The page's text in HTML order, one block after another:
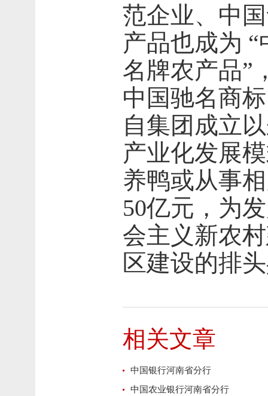
范企业、中
产品也成为
名牌农产品”
中国驰名商
自集团成立
产业化发展
养鸭或从事
50亿元，为
会主义新农
区建设的排
相关文章
中国银行河南省分行
中国农业银行河南省分行